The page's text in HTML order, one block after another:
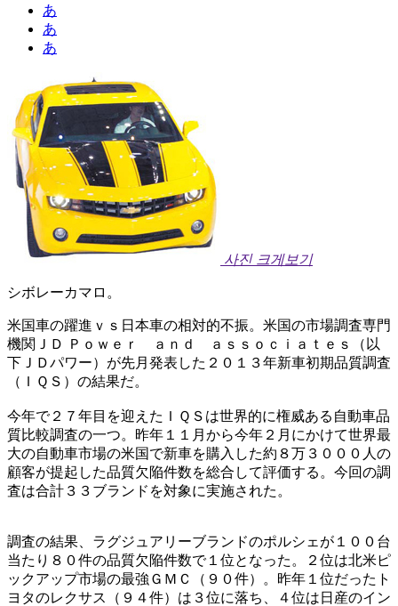
あ
あ
あ
사진 크게보기
シボレーカマロ。
米国車の躍進ｖｓ日本車の相対的不振。米国の市場調査専門
機関ＪＤ Ｐｏｗｅｒ ａｎｄ ａｓｓｏｃｉａｔｅｓ（以
下ＪＤパワー）が先月発表した２０１３年新車初期品質調査
（ＩＱＳ）の結果だ。
今年で２７年目を迎えたＩＱＳは世界的に権威ある自動車品
質比較調査の一つ。昨年１１月から今年２月にかけて世界最
大の自動車市場の米国で新車を購入した約８万３０００人の
顧客が提起した品質欠陥件数を総合して評価する。今回の調
査は合計３３ブランドを対象に実施された。
調査の結果、ラグジュアリーブランドのポルシェが１００台
当たり８０件の品質欠陥件数で１位となった。２位は北米ピ
ックアップ市場の最強ＧＭＣ（９０件）。昨年１位だったト
ヨタのレクサス（９４件）は３位に落ち、４位は日産のイン